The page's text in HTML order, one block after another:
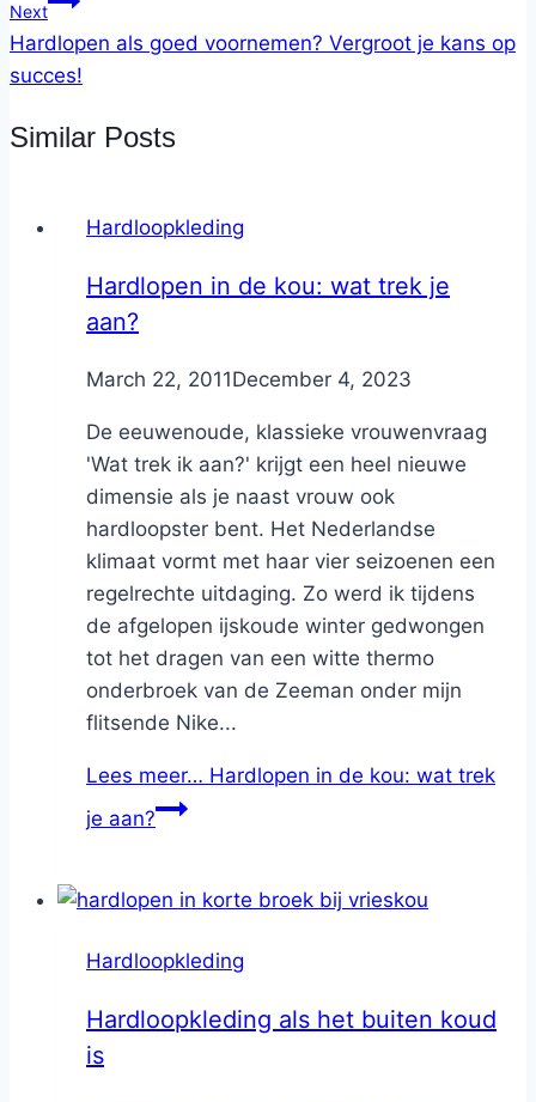
Next
Hardlopen als goed voornemen? Vergroot je kans op
succes!
Similar Posts
Hardloopkleding
Hardlopen in de kou: wat trek je
aan?
ByNicole
March 22, 2011December 4, 2023
De eeuwenoude, klassieke vrouwenvraag
'Wat trek ik aan?' krijgt een heel nieuwe
dimensie als je naast vrouw ook
hardloopster bent. Het Nederlandse
klimaat vormt met haar vier seizoenen een
regelrechte uitdaging. Zo werd ik tijdens
de afgelopen ijskoude winter gedwongen
tot het dragen van een witte thermo
onderbroek van de Zeeman onder mijn
flitsende Nike...
Lees meer… Hardlopen in de kou: wat trek
je aan?
Hardloopkleding
Hardloopkleding als het buiten koud
is